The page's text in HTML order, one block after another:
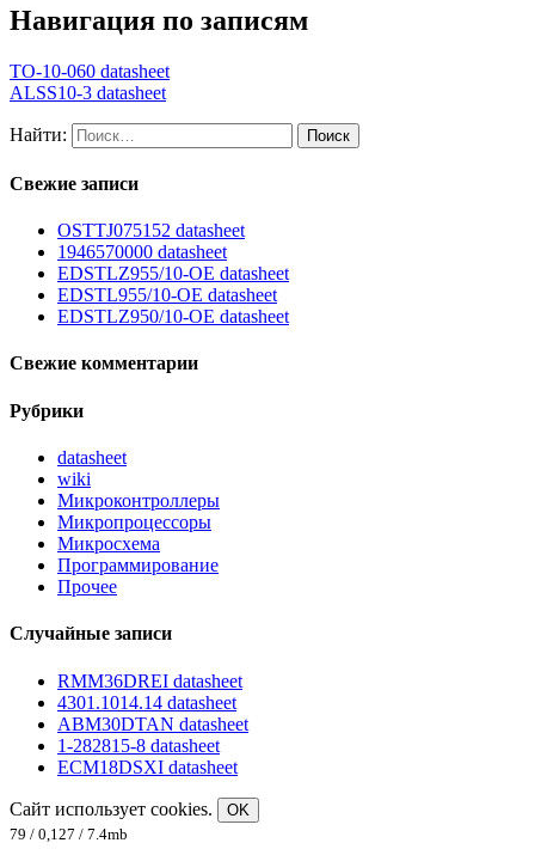
Навигация по записям
TO-10-060 datasheet
ALSS10-3 datasheet
Найти:
Свежие записи
OSTTJ075152 datasheet
1946570000 datasheet
EDSTLZ955/10-OE datasheet
EDSTL955/10-OE datasheet
EDSTLZ950/10-OE datasheet
Свежие комментарии
Рубрики
datasheet
wiki
Микроконтроллеры
Микропроцессоры
Микросхема
Программирование
Прочее
Случайные записи
RMM36DREI datasheet
4301.1014.14 datasheet
ABM30DTAN datasheet
1-282815-8 datasheet
ECM18DSXI datasheet
Сайт использует cookies.
OK
79 / 0,127 / 7.4mb